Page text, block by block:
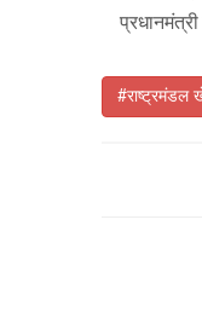
#राष्ट्रमंडल